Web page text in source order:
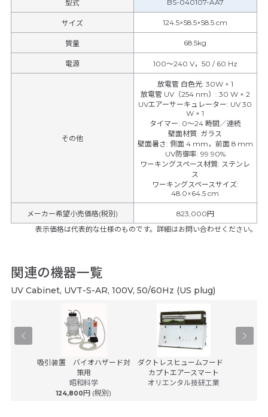
型式 BS-040107-AA7
サイズ 124.5×58.5×58.5 cm
質量 68.5kg
電源 100～240 V，50 / 60 Hz
その他
放電管 白色光: 30W × 1
放電管 UV（254 nm） : 30 W × 2
UVエアーサーキュレーター: UV 30
W × 1
タイマー: 0～24 時間／連続
壁面材質: ガラス
壁面暑さ: 側面 4 mm，前面 8 mm
UV防御率: 99.90%
ワーキングスペース材質: ステンレ
ス
ワーキングスペースサイズ:
48.0×64.5 cm
メーカー希望小売価格(税別)
823,000円
表示価格は代表的な仕様のものです。詳細はお問い合わせください。
関連の機器一覧
UV Cabinet, UVT-S-AR, 100V, 50/60Hz (US plug)
吸引装置 バイオハザード対
策用
昭和科学
124,800円 (税別)
ダクトレスヒュームフード
カプトエアースマート
オリエンタル技研工業